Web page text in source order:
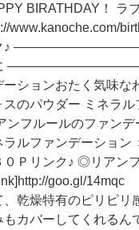
BIRATHDAY！
ク♪
に
ーションおたく気味な
スのパウダー ミネラ
ンフルールのファン
ラルファンデーシ
０Ｐリンク♪ ◎リアン
goo.gl/
、乾燥特有のピリピ
もカバーしてくれる